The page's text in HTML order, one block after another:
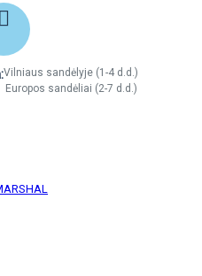
Vilniaus sandėlyje (1-4 d.d.)
Europos sandėliai (2-7 d.d.)